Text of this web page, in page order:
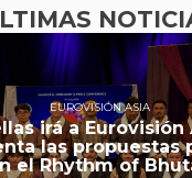
EUROVISIÓN ASIA
irá a Eurovisión
las propuestas
el Rhythm of